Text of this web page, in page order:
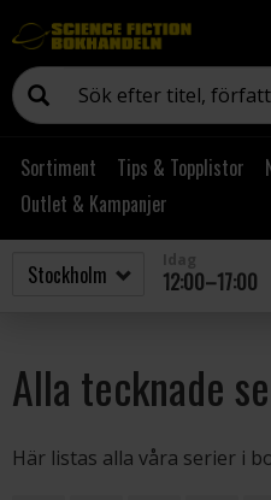
Sortiment Tips & Topplistor
Outlet & Kampanjer
12:00–17:00
Alla tecknade
Här listas alla våra serier i